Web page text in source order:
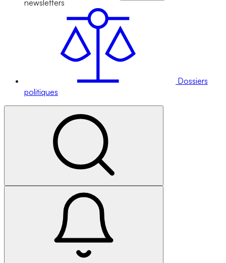
newsletters
Dossiers
politiques